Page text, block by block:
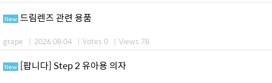
New 드림렌즈 관련 용품
grape | 2026.08.04 | Votes 0 | Views 78
New [팝니다] Step 2 유아용 의자